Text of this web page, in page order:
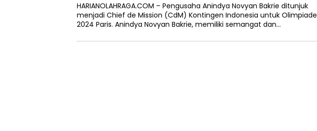
HARIANOLAHRAGA.COM – Pengusaha Anindya Novyan Bakrie ditunjuk
menjadi Chief de Mission (CdM) Kontingen Indonesia untuk Olimpiade
2024 Paris. Anindya Novyan Bakrie, memiliki semangat dan…